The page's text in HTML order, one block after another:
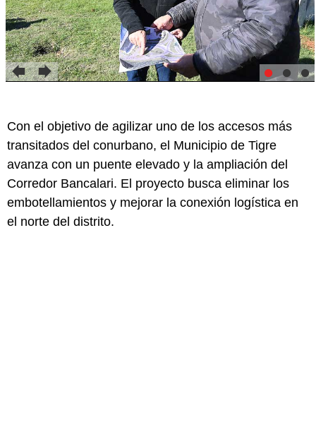
Con el objetivo de agilizar uno de los accesos más
transitados del conurbano, el Municipio de Tigre
avanza con un puente elevado y la ampliación del
Corredor Bancalari. El proyecto busca eliminar los
embotellamientos y mejorar la conexión logística en
el norte del distrito.